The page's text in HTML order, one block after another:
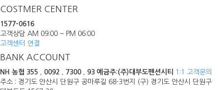
COSTMER CENTER
1577-0616
고객상담 AM 09:00 ~ PM 06:00
고객센터 연결
BANK ACCOUNT
NH 농협 355 . 0092 . 7300 . 93 예금주:(주)대부도펜션시티
1:1 고객문의
주소 : 경기도 안산시 단원구 공마루길 68-3번지 (구) 경기도 안산시 단원구